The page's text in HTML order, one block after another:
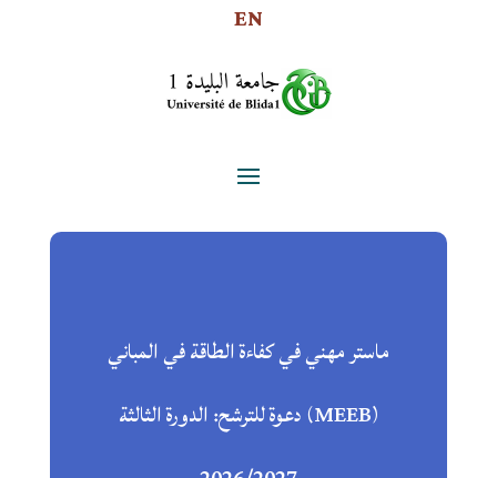
EN
ماستر مهني في كفاءة الطاقة في المباني
(MEEB) دعوة للترشح: الدورة الثالثة